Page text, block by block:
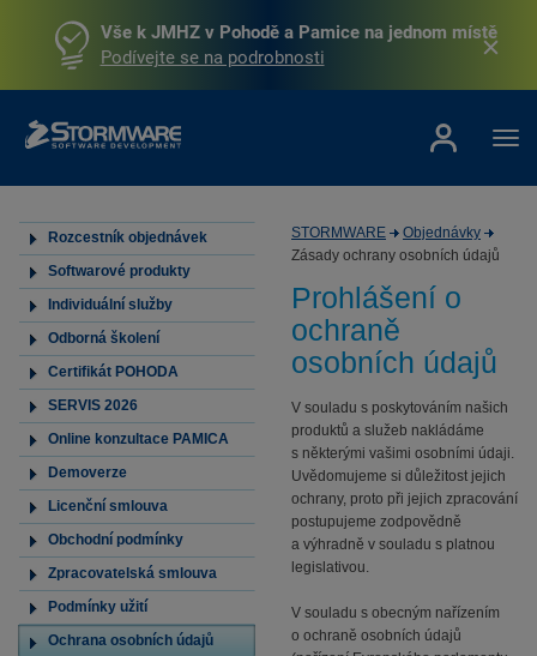
Vše k JMHZ v Pohodě a Pamice na jednom místě
Podívejte se na podrobnosti
Rozcestník objednávek
Softwarové produkty
Individuální služby
Odborná školení
Certifikát POHODA
SERVIS 2026
Online konzultace PAMICA
Demoverze
Licenční smlouva
Obchodní podmínky
Zpracovatelská smlouva
Podmínky užití
Ochrana osobních údajů
STORMWARE
Objednávky
Zásady ochrany osobních údajů
Prohlášení o
ochraně
osobních údajů
V souladu s poskytováním našich
produktů a služeb nakládáme
s některými vašimi osobními údaji.
Uvědomujeme si důležitost jejich
ochrany, proto při jejich zpracování
postupujeme zodpovědně
a výhradně v souladu s platnou
legislativou.
V souladu s obecným nařízením
o ochraně osobních údajů